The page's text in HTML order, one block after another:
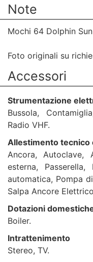
Note
Mochi 64 Dolphin
Foto originali su
Accessori
Strumentazione
Bussola,
Radio VHF.
Allestimento tecnico
Ancora, Autoclave,
esterna,
automatica, Pompa
Salpa Ancore
Dotazioni
Boiler.
Intrattenimento
Stereo, TV.